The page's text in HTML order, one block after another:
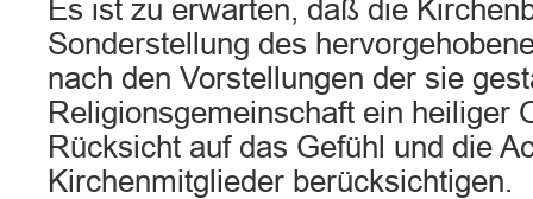
Es ist zu erwarten, daß die
Sonderstellung des
nach den Vorstellungen der sie
Religionsgemeinschaft ein heiliger
Rücksicht auf das Gefühl und die
Kirchenmitglieder berücksichtigen.